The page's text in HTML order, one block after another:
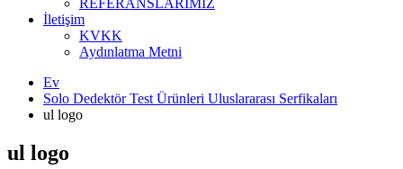
İletişim
KVKK
Aydınlatma Metni
Ev
Solo Dedektör Test Ürünleri Uluslararası Serfikaları
ul logo
ul logo